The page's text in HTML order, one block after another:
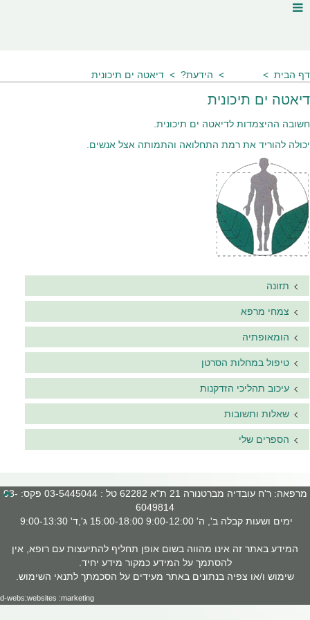
דף הבית הידעת? דיאטה ים תיכונית
דיאטה ים תיכונית
חשובה ההיצמדות לדיאטה ים תיכונית.
יכולה להוריד את רמת התחלואה והתמותה אצל אנשים.
תזונה
צמחי מרפא
הומאופתיה
טיפול במחלות הסרטן
עיכוב תהליכי הזדקנות
שאלות ותשובות
הספרים שלי
מרפאה: ר'ח עובדיה מברטנורה 21 ת"א 62282 טל : 03-5445044 פקס: 03-
6049814
ימים ושעות קבלה ב', ה' 9:00-12:00 15:00-18:00 ג',ד' 9:00-13:30
המידע באתר זה אינו מהווה בשום אופן תחליף להתיעצות עם רופא, אין
להסתמך על המידע כמקור מידע יחיד.
שימוש ו/או צפיה בנתונים באתר מעידים על הסכמתך לתנאי השימוש.
d-webs:websites :marketing